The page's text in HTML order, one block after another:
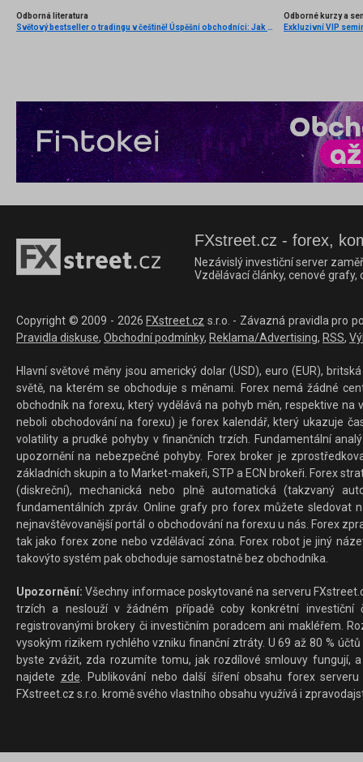
Odborná literatura
Světový bestseller o tradingu v češtině! Úspěšní obchodníci: Jak běžní lidé porážejí Wall Street v jeho vlastní hře
Odborné kurzy a
Exkluzivní VIP
FXstreet.cz - forex,
Nezávislý investiční server
Vzdělávací články, cenové
Copyright © 2009 - 2026 FXstreet.cz s.r.o. - Závazná pravidla pro
Pravidla diskuse, Obchodní podmínky, Reklama/Advertising, RSS,
Hlavní světové měny jsou americký dolar (USD), euro (EUR),
světě, na kterém se obchoduje s měnami. Forex nemá žádné
obchodník na forexu, který vydělává na pohyb měn, respektive
neboli obchodování na forexu) je forex kalendář, který ukazuje
volatility a prudké pohyby v finančních trzích. Fundamentální
upozornění na nebezpečné pohyby. Forex broker je
základních skupin a to Market-makeři, STP a ECN brokeři. Forex
(diskreční), mechanická nebo plně automatická (takzvaný
fundamentálních zpráv. Online grafy pro forex můžete sledovat
nejnavštěvovanější portál o obchodování na forexu u nás. Forex
tak jako forex zone nebo vzdělávací zóna. Forex robot je jiný
takovýto systém pak obchoduje samostatně bez obchodníka.
Upozornění: Všechny informace poskytované na serveru
trzích a neslouží v žádném případě coby konkrétní investiční
registrovanými brokery či investičním poradcem ani makléřem.
vysokým rizikem rychlého vzniku finanční ztráty. U 69 až 80 %
byste zvážit, zda rozumíte tomu, jak rozdílové smlouvy fungují,
najdete zde. Publikování nebo další šíření obsahu forex
FXstreet.cz s.r.o. kromě svého vlastního obsahu využívá i